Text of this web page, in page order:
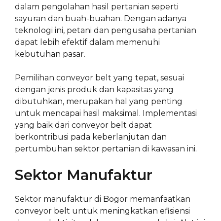
dalam pengolahan hasil pertanian seperti
sayuran dan buah-buahan. Dengan adanya
teknologi ini, petani dan pengusaha pertanian
dapat lebih efektif dalam memenuhi
kebutuhan pasar.
Pemilihan conveyor belt yang tepat, sesuai
dengan jenis produk dan kapasitas yang
dibutuhkan, merupakan hal yang penting
untuk mencapai hasil maksimal. Implementasi
yang baik dari conveyor belt dapat
berkontribusi pada keberlanjutan dan
pertumbuhan sektor pertanian di kawasan ini.
Sektor Manufaktur
Sektor manufaktur di Bogor memanfaatkan
conveyor belt untuk meningkatkan efisiensi